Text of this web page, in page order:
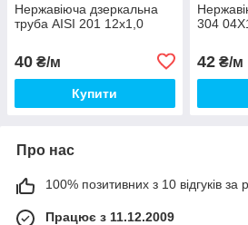
Нержавіюча дзеркальна
труба AISI 201 12х1,0
40 ₴/м
Купити
304
42₴/м
Про нас
100% позитивних з 10 відгуків за
Працює з 11.12.2009